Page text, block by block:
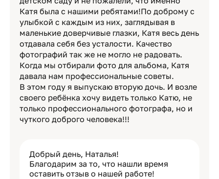
Катя была с нашими ребятами!По доброму с
улыбкой с каждым из них, заглядывая в
маленькие доверчивые глазки, Катя весь день
отдавала себя без усталости. Качество
фотографий так же не могло не радовать.
Когда мы отбирали фото для альбома, Катя
давала нам профессиональные советы.
В этом году я выпускаю вторую дочь. И возле
своего ребёнка хочу видеть только Катю, не
только профессионального фотографа, но и
чуткого доброго человека!!!
Добрый день, Наталья!
Благодарим за то, что нашли время
оставить отзыв о нашей работе!